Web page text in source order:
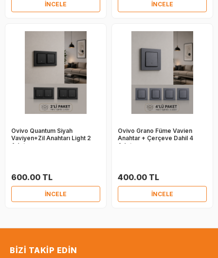
İNCELE İNCELE
Ovivo Quantum Siyah
Vaviyen+Zil Anahtarı Light 2
Adet
600.00 TL
İNCELE
Ovivo Grano Füme Vavien
Anahtar + Çerçeve Dahil 4
Adet
400.00 TL
İNCELE
BIZI TAKIP EDIN